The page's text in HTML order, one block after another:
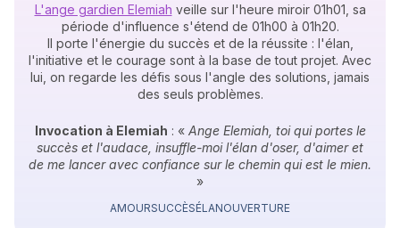
L'ange gardien Elemiah veille sur l'heure miroir 01h01, sa
période d'influence s'étend de 01h00 à 01h20.
Il porte l'énergie du succès et de la réussite : l'élan,
l'initiative et le courage sont à la base de tout projet. Avec
lui, on regarde les défis sous l'angle des solutions, jamais
des seuls problèmes.
Invocation à Elemiah : « Ange Elemiah, toi qui portes le
succès et l'audace, insuffle-moi l'élan d'oser, d'aimer et
de me lancer avec confiance sur le chemin qui est le mien.
»
AMOURSUCCÈSÉLANOUVERTURE